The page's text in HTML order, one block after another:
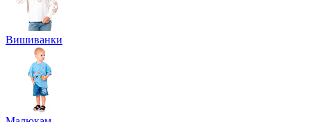
Вишиванки